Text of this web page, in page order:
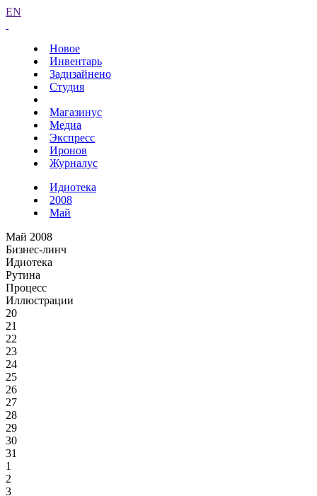
EN
Новое
Инвентарь
Задизайнено
Студия
Магазинус
Медиа
Экспресс
Иронов
Журналус
Идиотека
2008
Май
Май 2008
Бизнес-линч
Идиотека
Рутина
Процесс
Иллюстрации
20
21
22
23
24
25
26
27
28
29
30
31
1
2
3